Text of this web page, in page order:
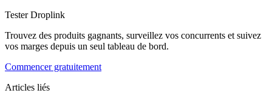
Tester Droplink
Trouvez des produits gagnants, surveillez vos concurrents et suivez
vos marges depuis un seul tableau de bord.
Commencer gratuitement
Articles liés